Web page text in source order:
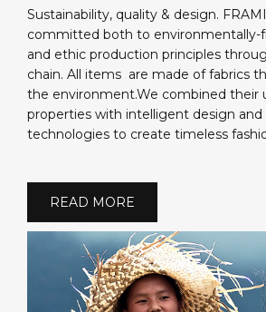
Sustainability, quality & design.
committed both to environmentally-
and ethic production principles
chain. All items are made of fabrics
the environment.We combined their
properties with intelligent design and
technologies to create timeless
READ MORE